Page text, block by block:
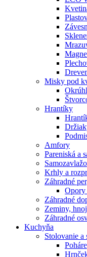
Misky pod
Hrantíky
Amfory
Pareniská a
Krhly a
Záhradné
Opory
Záhradné
Zeminy,
Záhradné
Kuchyňa
Stolovanie a
Poháre